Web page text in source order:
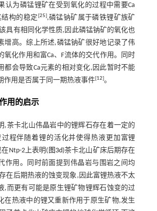
认为磷锰锂矿在受到氧化的过程中需要Ca
结构的稳定 [25],磷锰钠矿属于磷铁锂矿族矿
具有相同化学性质,因此磷锰钠矿的氧化也
增高。综上所述,磷锰钠矿很好地记录了伟
氧化作用和富Ca、F流体的交代作用。同时
都会导致Ca元素的相对变化,因此暂时不能
作用是否属于同一期热液事件[12]。
用的启示
,茶卡北山伟晶岩中的锂辉石存在着一定的
程伴随着锂的活化并使得热液更加富锂
Ntp-2上表明(图3d)茶卡北山矿床后期存在
作用。同时前面提到伟晶岩与围岩之间均
在后期热液的蚀变现象,因此富锂热液不太
,而更有可能是原生锂矿物锂辉石蚀变的过
在热液中的锂又重新作用于原生矿物,发生